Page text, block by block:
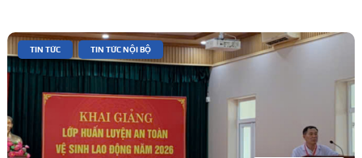
TIN TỨC TIN TỨC NỘI BỘ